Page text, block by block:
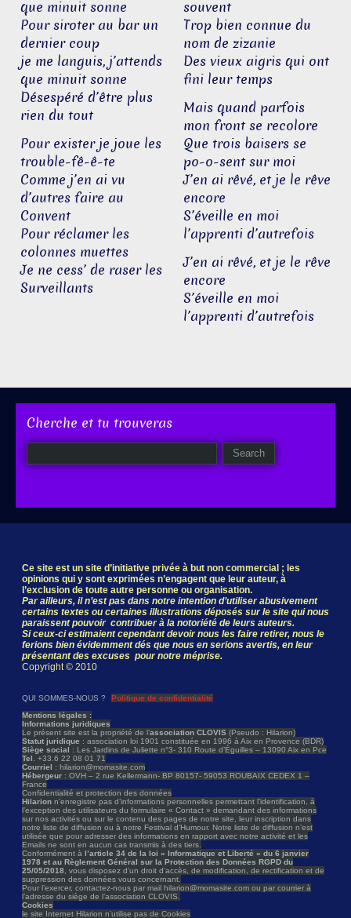
que minuit sonne
Pour siroter au bar un
dernier coup
je me languis, j’attends
que minuit sonne
Désespéré d’être plus
rien du tout
Pour exister je joue les
trouble-fê-ê-te
Comme j’en ai vu
d’autres faire au
Convent
Pour réclamer les
colonnes muettes
Je ne cess’ de raser les
Surveillants
souvent
Trop bien connue du
nom de zizanie
Des vieux aigris qui ont
fini leur temps
Mais quand parfois
mon front se recolore
Que trois baisers se
po-o-sent sur moi
J’en ai rêvé, et je le rêve
encore
S’éveille en moi
l’apprenti d’autrefois
J’en ai rêvé, et je le rêve
encore
S’éveille en moi
l’apprenti d’autrefois
Cherche et tu trouveras
Ce site est un site d’initiative privée à but non commercial ; les
opinions qui y sont exprimées n’engagent que leur auteur, à
l’exclusion de toute autre personne ou organisation.
Par ailleurs, il n’est pas dans notre intention d’utiliser abusivement
certains textes ou certaines illustrations déposés sur le site qui nous
paraissent pouvoir contribuer à la notoriété de leurs auteurs.
Si ceux-ci estimaient cependant devoir nous les faire retirer, nous le
ferions bien évidemment dés que nous en serions avertis, en leur
présentant des excuses pour notre méprise.
Copyright © 2010
QUI SOMMES-NOUS ?
Politique de confidentialité
Mentions légales :
Informations juridiques
Le présent site est la propriété de l’association CLOVIS (Pseudo : Hilarion)
Statut juridique : association loi 1901 constituée en 1996 à Aix en Provence (BDR)
Siège social : Les Jardins de Juliette n°3- 310 Route d’Éguilles – 13090 Aix en Pce
Tel . +33.6 22 08 01 71
Courriel : hilarion@momasite.com
Hébergeur : OVH – 2 rue Kellermann- BP 80157- 59053 ROUBAIX CEDEX 1 –
France
Confidentialité et protection des données
Hilarion n’enregistre pas d’informations personnelles permettant l’identification, à
l’exception des utilisateurs du formulaire « Contact » demandant des informations
sur nos activités ou sur le contenu des pages de notre site, leur inscription dans
notre liste de diffusion ou à notre Festival d’Humour. Notre liste de diffusion n’est
utilisée que pour adresser des informations en rapport avec notre activité et les
Emails ne sont en aucun cas transmis à des tiers.
Conformément à l’article 34 de la loi « Informatique et Liberté » du 6 janvier
1978 et au Règlement Général sur la Protection des Données RGPD du
25/05/2018 , vous disposez d’un droit d’accès, de modification, de rectification et de
suppression des données vous concernant.
Pour l’exercer, contactez-nous par mail hilarion@momasite.com ou par courrier à
l’adresse du siège de l’association CLOVIS.
Cookies
le site Internet Hilarion n’utilise pas de Cookies